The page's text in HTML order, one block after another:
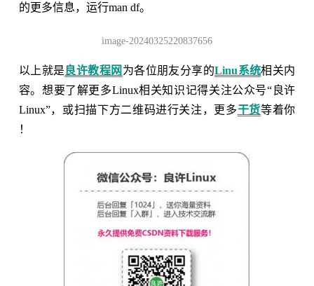
的更多信息，运行man df。
image-20240325220837656
以上就是 良许教程网 为各位朋友分享的Linu系统相关内
容。想要了解更多Linux相关知识记得关注公众号“良许
Linux”，或扫描下方二维码进行关注，更多干货等着你
！